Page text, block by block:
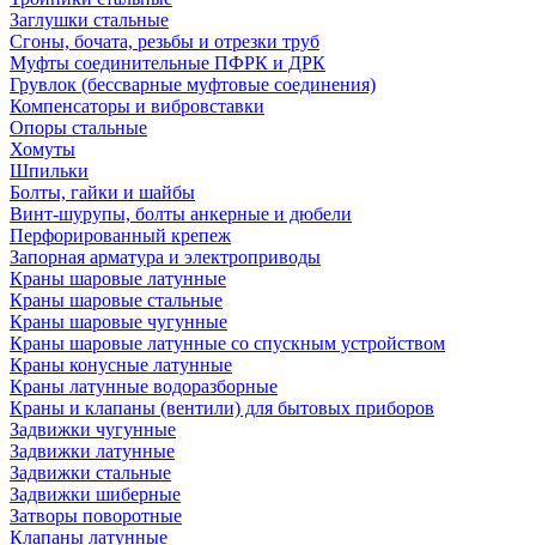
Заглушки стальные
Сгоны, бочата, резьбы и отрезки труб
Муфты соединительные ПФРК и ДРК
Грувлок (бессварные муфтовые соединения)
Компенсаторы и вибровставки
Опоры стальные
Хомуты
Шпильки
Болты, гайки и шайбы
Винт-шурупы, болты анкерные и дюбели
Перфорированный крепеж
Запорная арматура и электроприводы
Краны шаровые латунные
Краны шаровые стальные
Краны шаровые чугунные
Краны шаровые латунные со спускным устройством
Краны конусные латунные
Краны латунные водоразборные
Краны и клапаны (вентили) для бытовых приборов
Задвижки чугунные
Задвижки латунные
Задвижки стальные
Задвижки шиберные
Затворы поворотные
Клапаны латунные